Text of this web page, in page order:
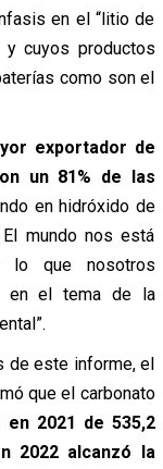
en el “litio de
y cuyos productos
como son el
exportador de
un 81% de las
en hidróxido de
mundo nos está
lo que nosotros
en el tema de la
de este informe, el
que el carbonato
2021 de 535,2
2022 alcanzó la